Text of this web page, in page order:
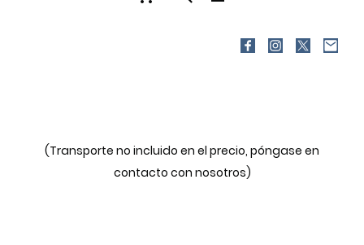
(Transporte no incluido en el precio, póngase en
contacto con nosotros)